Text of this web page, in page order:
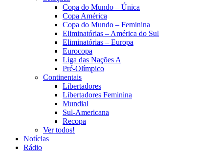
Copa do Mundo – Única
Copa América
Copa do Mundo – Feminina
Eliminatórias – América do Sul
Eliminatórias – Europa
Eurocopa
Liga das Nações A
Pré-Olímpico
Continentais
Libertadores
Libertadores Feminina
Mundial
Sul-Americana
Recopa
Ver todos!
Notícias
Rádio